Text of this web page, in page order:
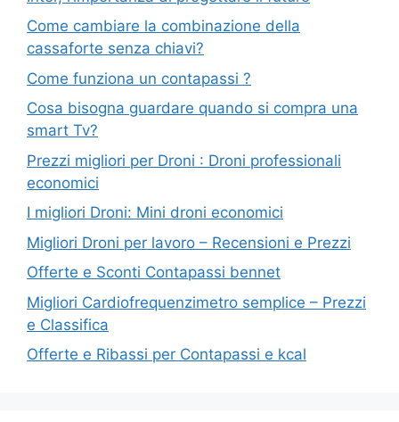
Come cambiare la combinazione della
cassaforte senza chiavi?
Come funziona un contapassi ?
Cosa bisogna guardare quando si compra una
smart Tv?
Prezzi migliori per Droni : Droni professionali
economici
I migliori Droni: Mini droni economici
Migliori Droni per lavoro – Recensioni e Prezzi
Offerte e Sconti Contapassi bennet
Migliori Cardiofrequenzimetro semplice – Prezzi
e Classifica
Offerte e Ribassi per Contapassi e kcal